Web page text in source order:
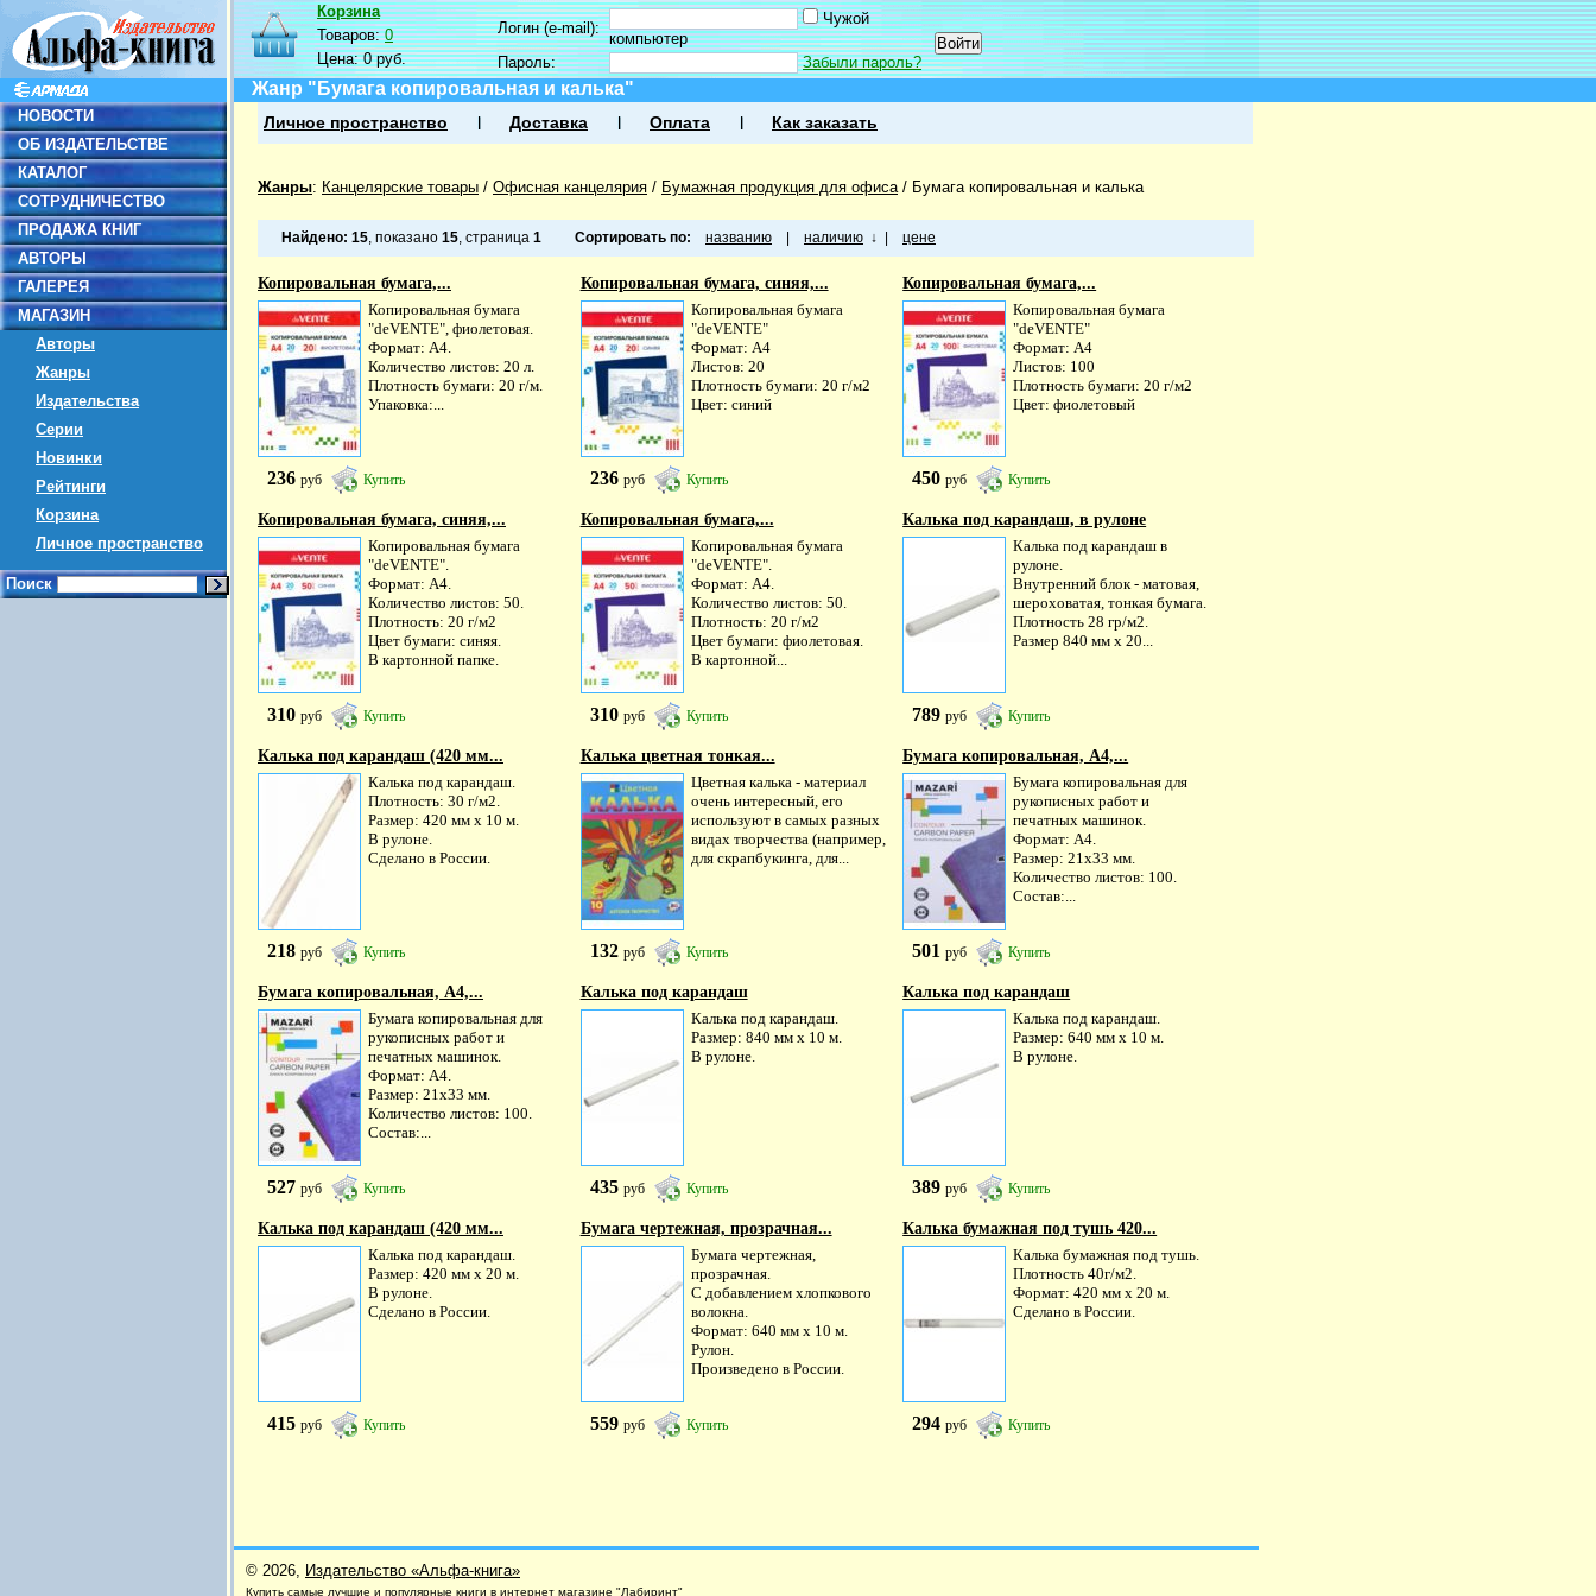
НОВОСТИ
ОБ ИЗДАТЕЛЬСТВЕ
КАТАЛОГ
СОТРУДНИЧЕСТВО
ПРОДАЖА КНИГ
АВТОРЫ
ГАЛЕРЕЯ
МАГАЗИН
Авторы
Жанры
Издательства
Серии
Новинки
Рейтинги
Корзина
Личное пространство
Поиск
Корзина
Товаров:0
Цена:0 руб.
Логин (e-mail):
Чужой
компьютер
Пароль:
Забыли пароль?
Жанр "Бумага копировальная и калька"
Личное пространство Доставка Оплата Как заказать
Жанры: Канцелярские товары / Офисная канцелярия / Бумажная продукция для офиса/ Бумага копировальная и калька
Найдено: 15, показано 15, страница 1 Сортировать по: названию наличию ↓ цене
Копировальная бумага,...
Копировальная бумага
"deVENTE", фиолетовая.
Формат: A4.
Количество листов: 20 л.
Плотность бумаги: 20 г/м.
Упаковка:...
236 руб Купить
Копировальная бумага, синяя,...
Копировальная бумага
"deVENTE"
Формат: A4
Листов: 20
Плотность бумаги: 20 г/м2
Цвет: синий
236 руб Купить
Копировальная бумага,...
Копировальная бумага
"deVENTE"
Формат: A4
Листов: 100
Плотность бумаги: 20 г/м2
Цвет: фиолетовый
450руб Купить
Копировальная бумага, синяя,...
Копировальная бумага
"deVENTE".
Формат: A4.
Количество листов: 50.
Плотность: 20 г/м2
Цвет бумаги: синяя.
В картонной папке.
310 руб Купить
Копировальная бумага,...
Копировальная бумага
"deVENTE".
Формат: A4.
Количество листов: 50.
Плотность: 20 г/м2
Цвет бумаги: фиолетовая.
В картонной...
310 руб Купить
Калька под карандаш, в рулоне
Калька под карандаш в
рулоне.
Внутренний блок - матовая,
шероховатая, тонкая бумага.
Плотность 28 гр/м2.
Размер 840 мм х 20...
789руб Купить
Калька под карандаш (420 мм...
Калька под карандаш.
Плотность: 30 г/м2.
Размер: 420 мм х 10 м.
В рулоне.
Сделано в России.
218 руб Купить
Калька цветная тонкая...
Цветная калька - материал
очень интересный, его
используют в самых разных
видах творчества (например,
для скрапбукинга, для...
132 руб Купить
Бумага копировальная, А4,...
Бумага копировальная для
рукописных работ и
печатных машинок.
Формат: А4.
Размер: 21х33 мм.
Количество листов: 100.
Состав:...
501руб Купить
Бумага копировальная, А4,...
Бумага копировальная для
рукописных работ и
печатных машинок.
Формат: А4.
Размер: 21х33 мм.
Количество листов: 100.
Состав:...
527 руб Купить
Калька под карандаш
Калька под карандаш.
Размер: 840 мм х 10 м.
В рулоне.
435 руб Купить
Калька под карандаш
Калька под карандаш.
Размер: 640 мм х 10 м.
В рулоне.
389руб Купить
Калька под карандаш (420 мм...
Калька под карандаш.
Размер: 420 мм х 20 м.
В рулоне.
Сделано в России.
415 руб Купить
Бумага чертежная, прозрачная...
Бумага чертежная,
прозрачная.
С добавлением хлопкового
волокна.
Формат: 640 мм х 10 м.
Рулон.
Произведено в России.
559 руб Купить
Калька бумажная под тушь 420...
Калька бумажная под тушь.
Плотность 40г/м2.
Формат: 420 мм х 20 м.
Сделано в России.
294руб Купить
© 2026, Издательство «Альфа-книга»
Купить самые лучшие и популярные книги в интернет магазине "Лабиринт"